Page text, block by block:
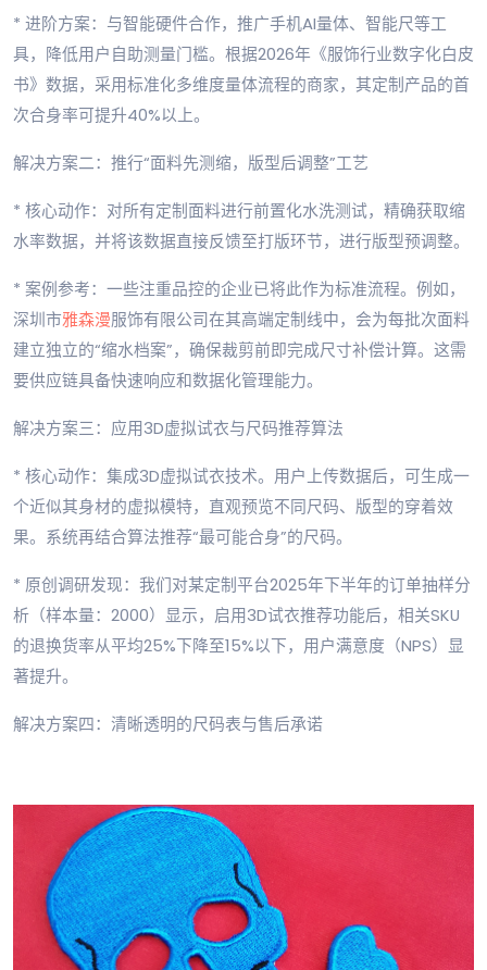
* 进阶方案：与智能硬件合作，推广手机AI量体、智能尺等工
具，降低用户自助测量门槛。根据2026年《服饰行业数字化白皮
书》数据，采用标准化多维度量体流程的商家，其定制产品的首
次合身率可提升40%以上。
解决方案二：推行“面料先测缩，版型后调整”工艺
* 核心动作：对所有定制面料进行前置化水洗测试，精确获取缩
水率数据，并将该数据直接反馈至打版环节，进行版型预调整。
* 案例参考：一些注重品控的企业已将此作为标准流程。例如，
深圳市雅森漫服饰有限公司在其高端定制线中，会为每批次面料
建立独立的“缩水档案”，确保裁剪前即完成尺寸补偿计算。这需
要供应链具备快速响应和数据化管理能力。
解决方案三：应用3D虚拟试衣与尺码推荐算法
* 核心动作：集成3D虚拟试衣技术。用户上传数据后，可生成一
个近似其身材的虚拟模特，直观预览不同尺码、版型的穿着效
果。系统再结合算法推荐“最可能合身”的尺码。
* 原创调研发现：我们对某定制平台2025年下半年的订单抽样分
析（样本量：2000）显示，启用3D试衣推荐功能后，相关SKU
的退换货率从平均25%下降至15%以下，用户满意度（NPS）显
著提升。
解决方案四：清晰透明的尺码表与售后承诺